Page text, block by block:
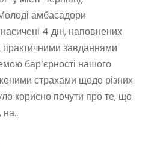
амбасадори
4 дні, наповнених
практичними завданнями
бар’єрності нашого
страхами щодо різних
корисно почути про те, що
на...